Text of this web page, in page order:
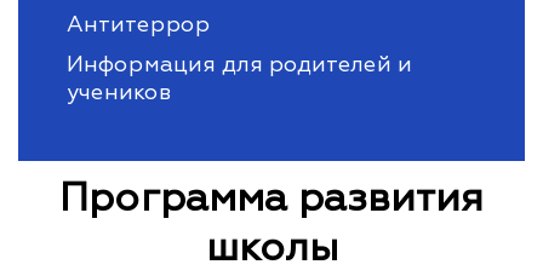
Антитеррор
Информация для родителей и
учеников
Программа развития
школы